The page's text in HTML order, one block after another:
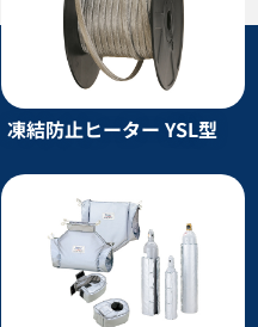
ト付） LYL型
カタログダウンロード
凍結防止ヒーター YSL型